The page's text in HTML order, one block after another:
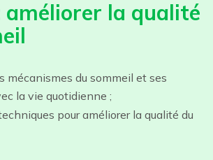
améliorer la qualité
mécanismes du sommeil et ses
la vie quotidienne ;
pour améliorer la qualité du